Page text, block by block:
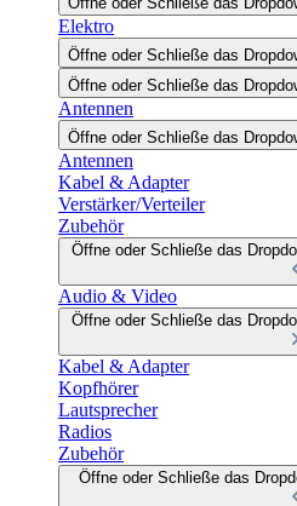
Elektro
Öffne oder Schließe das
Öffne oder Schließe das
Antennen
Öffne oder Schließe das
Antennen
Kabel & Adapter
Verstärker/Verteiler
Zubehör
Öffne oder Schließe das
Audio & Video
Öffne oder Schließe das
Kabel & Adapter
Kopfhörer
Lautsprecher
Radios
Zubehör
Öffne oder Schließe das